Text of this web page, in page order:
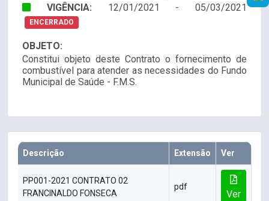
VIGÊNCIA: 12/01/2021 - 05/03/2021
ENCERRADO
OBJETO:
Constitui objeto deste Contrato o fornecimento de
combustível para atender as necessidades do Fundo
Municipal de Saúde - F.M.S.
Descrição Extensão Ver
PP001-2021 CONTRATO 02
FRANCINALDO FONSECA
pdf
Ver